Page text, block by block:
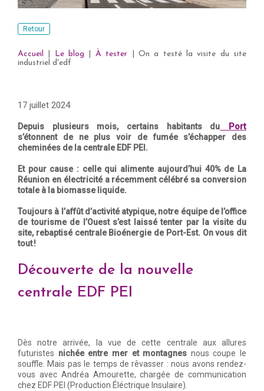
Retour
Accueil Le blog À tester
On a testé la visite du site
industriel d'edf
17 juillet 2024
Depuis plusieurs mois, certains habitants du Port
s’étonnent de ne plus voir de fumée s’échapper des
cheminées de la centrale EDF PEI.
Et pour cause : celle qui alimente aujourd’hui 40% de La
Réunion en électricité a récemment célébré sa conversion
totale à la biomasse liquide.
Toujours à l’affût d’activité atypique, notre équipe de l’office
de tourisme de l’Ouest s’est laissé tenter par la visite du
site, rebaptisé centrale Bioénergie de Port-Est. On vous dit
tout !
Découverte de la nouvelle
centrale EDF PEI
Dès notre arrivée, la vue de cette centrale aux allures
futuristes nichée entre mer et montagnes nous coupe le
souffle. Mais pas le temps de rêvasser : nous avons rendez-
vous avec Andréa Amourette, chargée de communication
chez EDF PEI (Production Éléctrique Insulaire).